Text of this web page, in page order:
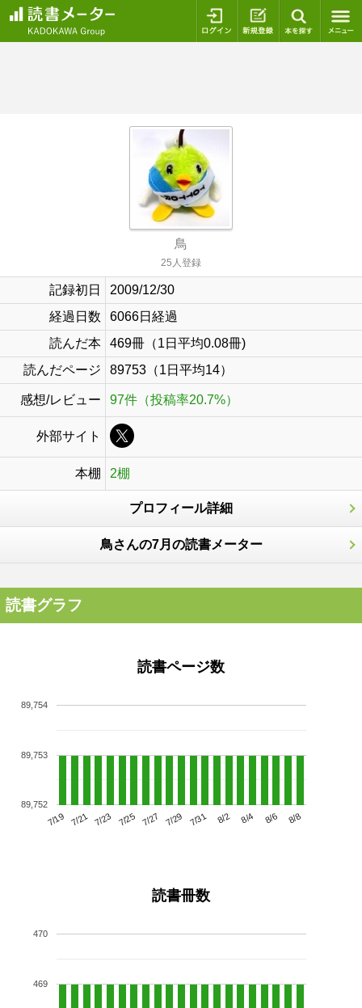
ログイン 新規登録
鳥
25人登録
記録初日
2009/12/30
経過日数
6066日経過
読んだ本
469冊（1日平均0.08冊)
読んだページ
89753（1日平均14）
感想/レビュー 97件（投稿率20.7%）
外部サイト
本棚 2棚
プロフィール詳細
鳥さんの7月の読書メーター
読書グラフ
読書ページ数
7/19 7/21 7/23 7/25 7/27 7/29 7/31 8/2 8/4 8/6 8/8
89,752
89,753
89,754
読書冊数
469
470